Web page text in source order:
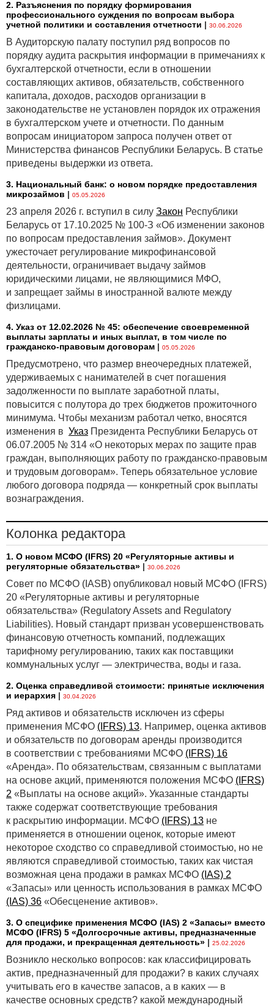
2. Разъяснения по порядку формирования
профессионального суждения по вопросам выбора
учетной политики и составления отчетности | 30.06.2026
В Аудиторскую палату поступил ряд вопросов по
порядку аудита раскрытия информации в примечаниях к
бухгалтерской отчетности, если в отношении
составляющих активов, обязательств, собственного
капитала, доходов, расходов организации в
законодательстве не установлен порядок их отражения
в бухгалтерском учете и отчетности. По данным
вопросам инициатором запроса получен ответ от
Министерства финансов Республики Беларусь. В статье
приведены выдержки из ответа.
3. Национальный банк: о новом порядке предоставления
микрозаймов | 05.05.2026
23 апреля 2026 г. вступил в силу Закон Республики
Беларусь от 17.10.2025 № 100-З «Об изменении законов
по вопросам предоставления займов». Документ
ужесточает регулирование микрофинансовой
деятельности, ограничивает выдачу займов
юридическими лицами, не являющимися МФО,
и запрещает займы в иностранной валюте между
физлицами.
4. Указ от 12.02.2026 № 45: обеспечение своевременной
выплаты зарплаты и иных выплат, в том числе по
гражданско-правовым договорам | 05.05.2026
Предусмотрено, что размер внеочередных платежей,
удерживаемых с нанимателей в счет погашения
задолженности по выплате заработной платы,
повысится с полутора до трех бюджетов прожиточного
минимума. Чтобы механизм работал четко, вносятся
изменения в Указ Президента Республики Беларусь от
06.07.2005 № 314 «О некоторых мерах по защите прав
граждан, выполняющих работу по гражданско-правовым
и трудовым договорам». Теперь обязательное условие
любого договора подряда — конкретный срок выплаты
вознаграждения.
Колонка редактора
1. О новом МСФО (IFRS) 20 «Регуляторные активы и
регуляторные обязательства» | 30.06.2026
Совет по МСФО (IASB) опубликовал новый МСФО (IFRS)
20 «Регуляторные активы и регуляторные
обязательства» (Regulatory Assets and Regulatory
Liabilities). Новый стандарт призван усовершенствовать
финансовую отчетность компаний, подлежащих
тарифному регулированию, таких как поставщики
коммунальных услуг — электричества, воды и газа.
2. Оценка справедливой стоимости: принятые исключения
и иерархия | 30.04.2026
Ряд активов и обязательств исключен из сферы
применения МСФО (IFRS) 13. Например, оценка активов
и обязательств по договорам аренды производится
в соответствии с требованиями МСФО (IFRS) 16
«Аренда». По обязательствам, связанным с выплатами
на основе акций, применяются положения МСФО (IFRS)
2 «Выплаты на основе акций». Указанные стандарты
также содержат соответствующие требования
к раскрытию информации. МСФО (IFRS) 13 не
применяется в отношении оценок, которые имеют
некоторое сходство со справедливой стоимостью, но не
являются справедливой стоимостью, таких как чистая
возможная цена продажи в рамках МСФО (IAS) 2
«Запасы» или ценность использования в рамках МСФО
(IAS) 36 «Обесценение активов».
3. О специфике применения МСФО (IАS) 2 «Запасы» вместо
МСФО (IFRS) 5 «Долгосрочные активы, предназначенные
для продажи, и прекращенная деятельность» | 25.02.2026
Возникло несколько вопросов: как классифицировать
актив, предназначенный для продажи? в каких случаях
учитывать его в качестве запасов, а в каких — в
качестве основных средств? какой международный